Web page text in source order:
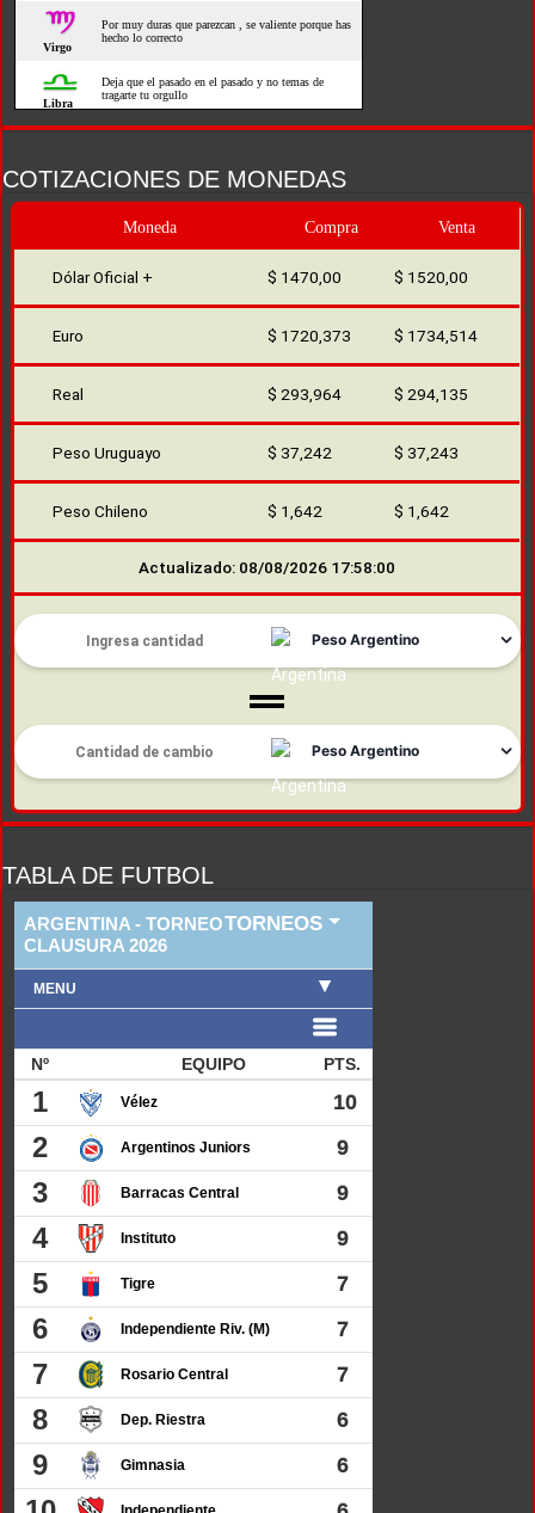
COTIZACIONES DE MONEDAS
Moneda Compra Venta
Dólar Oficial + $ 1470,00 $ 1520,00
Euro $ 1720,373 $ 1734,514
Real $ 293,964 $ 294,135
Peso Uruguayo $ 37,242 $ 37,243
Peso Chileno $ 1,642 $ 1,642
Actualizado: 08/08/2026 17:58:00
TABLA DE FUTBOL